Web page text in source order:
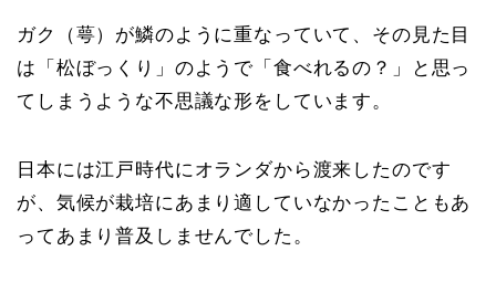
ガク（萼）が鱗のように重なっていて、その見た目
は「松ぼっくり」のようで「食べれるの？」と思っ
てしまうような不思議な形をしています。
日本には江戸時代にオランダから渡来したのです
が、気候が栽培にあまり適していなかったこともあ
ってあまり普及しませんでした。